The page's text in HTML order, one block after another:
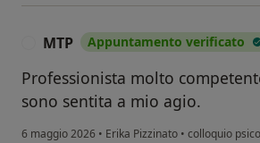
MTP Appuntamento verificato
Professionista molto
sono sentita a mio agio.
6 maggio 2026 • Erika Pizzinato • colloquio